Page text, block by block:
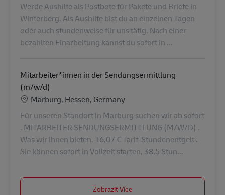
Werde Aushilfe als Postbote für Pakete und Briefe in
Winterberg. Als Aushilfe bist du an einzelnen Tagen
oder auch stundenweise für uns tätig. Nach einer
bezahlten Einarbeitung kannst du sofort in ...
Mitarbeiter*innen in der Sendungsermittlung
(m/w/d)
Location
Marburg, Hessen, Germany
Für unseren Standort in Marburg suchen wir ab sofort
. MITARBEITER SENDUNGSERMITTLUNG (M/W/D) .
Was wir Ihnen bieten. 16,07 € Tarif-Stundenentgelt .
Sie können sofort in Vollzeit starten, 38,5 Stun...
Zobrazit Více